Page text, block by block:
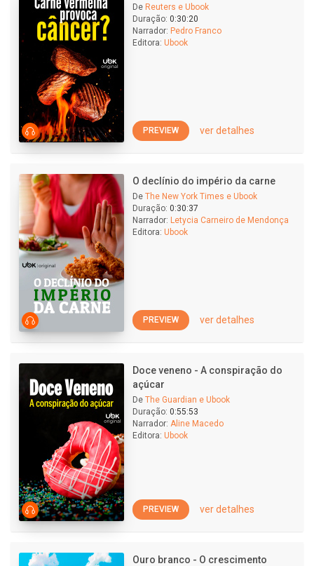
De Reuters e Ubook
Duração: 0:30:20
Narrador: Pedro Franco
Editora: Ubook
PREVIEW ver detalhes
O declínio do império da carne
De The New York Times e Ubook
Duração: 0:30:37
Narrador: Letycia Carneiro de Mendonça
Editora: Ubook
PREVIEW ver detalhes
Doce veneno - A conspiração do
açúcar
De The Guardian e Ubook
Duração: 0:55:53
Narrador: Aline Macedo
Editora: Ubook
PREVIEW ver detalhes
Ouro branco - O crescimento